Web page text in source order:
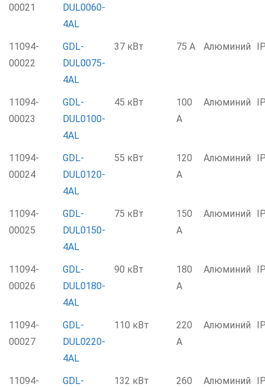
00021
DUL0060-
4AL
11094-
00022
GDL-
DUL0075-
4AL
37 кВт 75 А Алюминий
11094-
00023
GDL-
DUL0100-
4AL
45 кВт
100
А
Алюминий
11094-
00024
GDL-
DUL0120-
4AL
55 кВт
120
А
Алюминий
11094-
00025
GDL-
DUL0150-
4AL
75 кВт
150
А
Алюминий
11094-
00026
GDL-
DUL0180-
4AL
90 кВт
180
А
Алюминий
11094-
00027
GDL-
DUL0220-
4AL
110 кВт
220
А
Алюминий
11094-
GDL-
132 кВт
260
Алюминий